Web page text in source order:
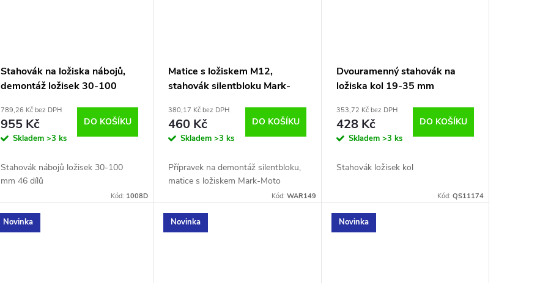
Stahovák na ložiska nábojů,
demontáž ložisek 30-100
789,26 Kč bez DPH
955 Kč
Skladem >3 ks
DO KOŠÍKU
Stahovák nábojů ložisek 30-100
mm 46 dílů
Kód: 1008D
Matice s ložiskem M12,
stahovák silentbloku Mark-
380,17 Kč bez DPH
460 Kč
Skladem>3 ks
DO KOŠÍKU
Přípravek na demontáž silentbloku,
matice s ložiskem Mark-Moto
Kód: WAR149
Dvouramenný stahovák na
ložiska kol 19-35 mm
353,72 Kč bez DPH
428 Kč
Skladem >3 ks
DO KOŠÍKU
Stahovák ložisek kol
Kód: QS11174
Novinka Novinka Novinka